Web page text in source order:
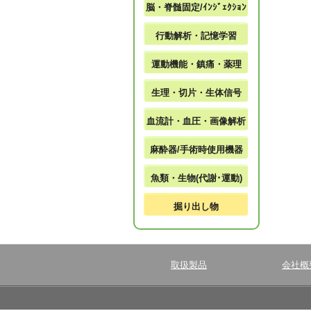
脳・脊髄固定/ｲﾝｼﾞｪｸｼｮﾝ
行動解析・記憶学習
運動機能・鎮痛・薬理
生理・切片・生体信号
血流計・血圧・画像解析
麻酔器/手術時使用機器
魚類・生物(代謝･運動)
掘り出し物
取扱製品 会社概